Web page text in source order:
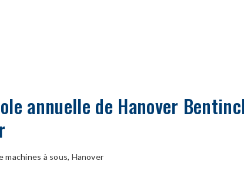
annuelle de Hanover
machines à sous, Hanover